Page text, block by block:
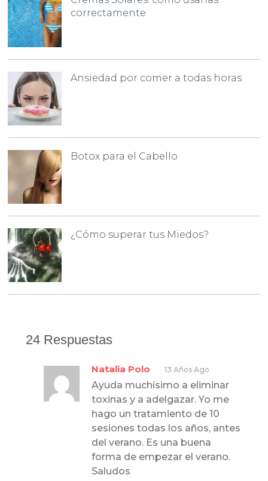
correctamente
Ansiedad por comer a todas horas
Botox para el Cabello
¿Cómo superar tus Miedos?
24 Respuestas
Natalia Polo 13 Años Ago
Ayuda muchísimo a eliminar
toxinas y a adelgazar. Yo me
hago un tratamiento de 10
sesiones todas los años, antes
del verano. Es una buena
forma de empezar el verano.
Saludos